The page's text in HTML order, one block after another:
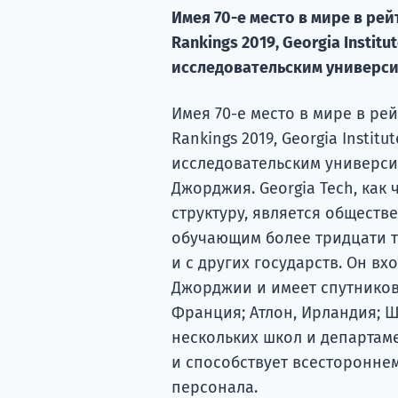
Имея 70-е место в мире в
Rankings 2019, Georgia
исследовательским
Имея 70-е место в мире в
Rankings 2019, Georgia
исследовательским
Джорджия. Georgia Tech, как
структуру, является
обучающим более тридцати
и с других государств. Он
Джорджии и имеет
Франция; Атлон, Ирландия;
нескольких школ и
и способствует
персонала.